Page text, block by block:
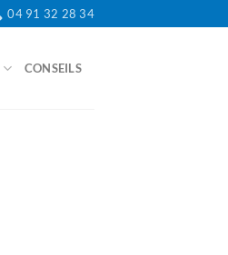
04 91 32 28 34
CONSEILS